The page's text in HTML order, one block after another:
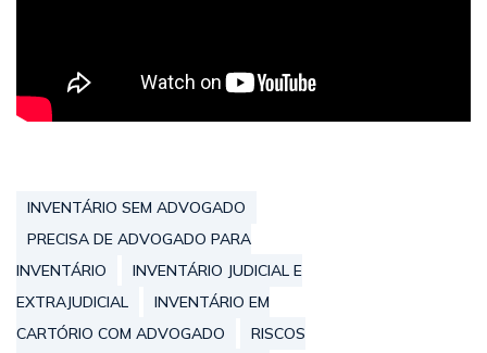
INVENTÁRIO SEM ADVOGADO
PRECISA DE ADVOGADO PARA
INVENTÁRIO
INVENTÁRIO JUDICIAL E
EXTRAJUDICIAL
INVENTÁRIO EM
CARTÓRIO COM ADVOGADO
RISCOS